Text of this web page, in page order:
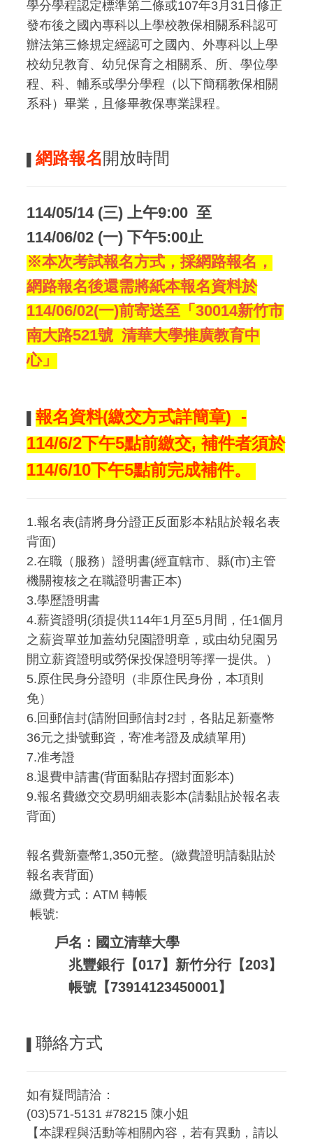
學分學程認定標準第二條或107年3月31日修正
發布後之國內專科以上學校教保相關系科認可
辦法第三條規定經認可之國內、外專科以上學
校幼兒教育、幼兒保育之相關系、所、學位學
程、科、輔系或學分學程（以下簡稱教保相關
系科）畢業，且修畢教保專業課程。
網路報名開放時間
114/05/14 (三) 上午9:00 至
114/06/02 (一) 下午5:00止
※本次考試報名方式，採網路報名，
網路報名後還需將紙本報名資料於
114/06/02(一)前寄送至「30014新竹市
南大路521號 清華大學推廣教育中
心」
報名資料(繳交方式詳簡章) -
114/6/2下午5點前繳交, 補件者須於
114/6/10下午5點前完成補件。
1.報名表(請將身分證正反面影本粘貼於報名表
背面)
2.在職（服務）證明書(經直轄市、縣(市)主管
機關複核之在職證明書正本)
3.學歷證明書
4.薪資證明(須提供114年1月至5月間，任1個月
之薪資單並加蓋幼兒園證明章，或由幼兒園另
開立薪資證明或勞保投保證明等擇一提供。）
5.原住民身分證明（非原住民身份，本項則
免）
6.回郵信封(請附回郵信封2封，各貼足新臺幣
36元之掛號郵資，寄准考證及成績單用)
7.准考證
8.退費申請書(背面黏貼存摺封面影本)
9.報名費繳交交易明細表影本(請黏貼於報名表
背面)
報名費新臺幣1,350元整。(繳費證明請黏貼於
報名表背面)
繳費方式：ATM 轉帳
帳號:
戶名 : 國立清華大學
兆豐銀行【017】新竹分行【203】
帳號【73914123450001】
聯絡方式
如有疑問請洽：
(03)571-5131 #78215 陳小姐
【本課程與活動等相關內容，若有異動，請以